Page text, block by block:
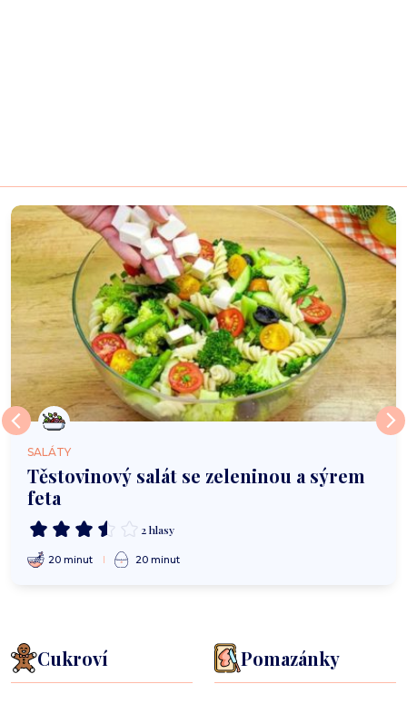
SALÁTY
Těstovinový salát se zeleninou a sýrem
feta
2 hlasy
20 minut 20 minut
Cukroví Pomazánky